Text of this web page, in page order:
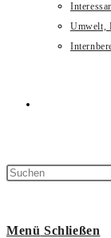
Umwelt,
Menü Schließen